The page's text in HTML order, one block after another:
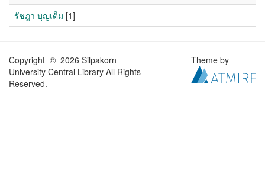
รัชฎา บุญเต็ม [1]
Copyright © 2026 Silpakorn
University Central Library All Rights
Reserved.
Theme by